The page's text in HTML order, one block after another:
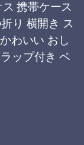
携帯ケース
り 横開き ス
わいい おし
ップ付き ベ